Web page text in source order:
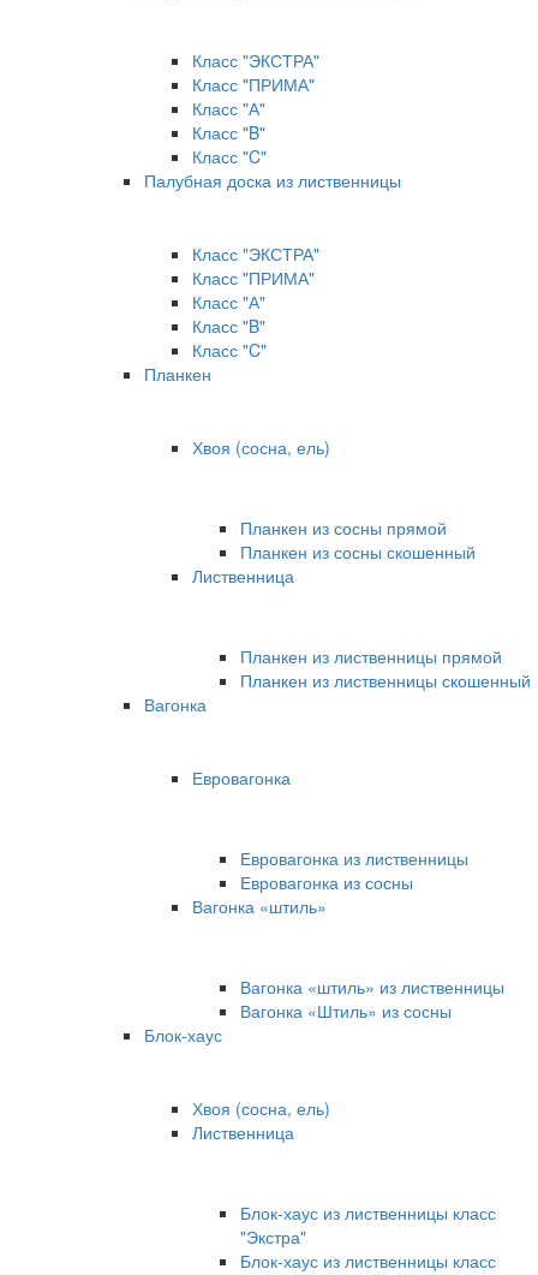
Класс "ЭКСТРА"
Класс "ПРИМА"
Класс "А"
Класс "B"
Класс "C"
Палубная доска из лиственницы
Класс "ЭКСТРА"
Класс "ПРИМА"
Класс "А"
Класс "B"
Класс "C"
Планкен
Хвоя (сосна, ель)
Планкен из сосны прямой
Планкен из сосны скошенный
Лиственница
Планкен из лиственницы прямой
Планкен из лиственницы скошенный
Вагонка
Евровагонка
Евровагонка из лиственницы
Евровагонка из сосны
Вагонка «штиль»
Вагонка «штиль» из лиственницы
Вагонка «Штиль» из сосны
Блок-хаус
Хвоя (сосна, ель)
Лиственница
Блок-хаус из лиственницы класс
"Экстра"
Блок-хаус из лиственницы класс